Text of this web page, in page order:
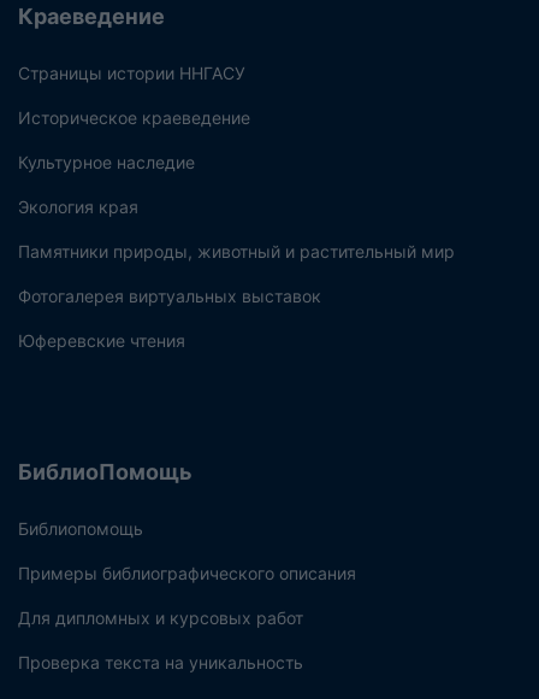
Краеведение
Страницы истории ННГАСУ
Историческое краеведение
Культурное наследие
Экология края
Памятники природы, животный и растительный мир
Фотогалерея виртуальных выставок
Юферевские чтения
БиблиоПомощь
Библиопомощь
Примеры библиографического описания
Для дипломных и курсовых работ
Проверка текста на уникальность